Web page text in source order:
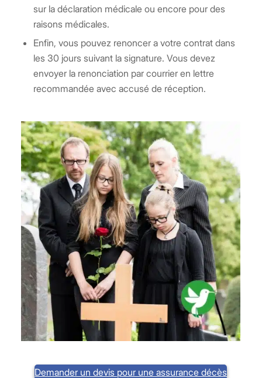
sur la déclaration médicale ou encore pour des
raisons médicales.
Enfin, vous pouvez renoncer a votre contrat dans
les 30 jours suivant la signature. Vous devez
envoyer la renonciation par courrier en lettre
recommandée avec accusé de réception.
Demander un devis pour une assurance décès